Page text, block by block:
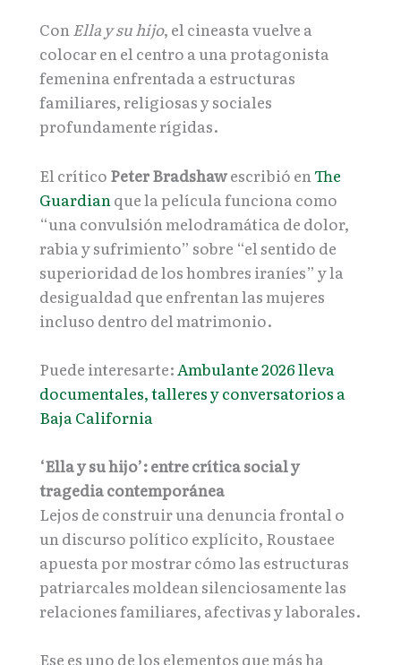
ConElla y su hijo, el cineasta vuelve a
colocar en el centro a una protagonista
femenina enfrentada a estructuras
familiares, religiosas y sociales
profundamente rígidas.
El crítico Peter Bradshawescribió en The
Guardian que la película funciona como
“una convulsión melodramática de dolor,
rabia y sufrimiento” sobre “el sentido de
superioridad de los hombres iraníes” y la
desigualdad que enfrentan las mujeres
incluso dentro del matrimonio.
Puede interesarte: Ambulante 2026 lleva
documentales, talleres y conversatorios a
Baja California
‘Ella y su hijo’: entre crítica social y
tragedia contemporánea
Lejos de construir una denuncia frontal o
un discurso político explícito, Roustaee
apuesta por mostrar cómo las estructuras
patriarcales moldean silenciosamente las
relaciones familiares, afectivas y laborales.
Ese es uno de los elementos que más ha